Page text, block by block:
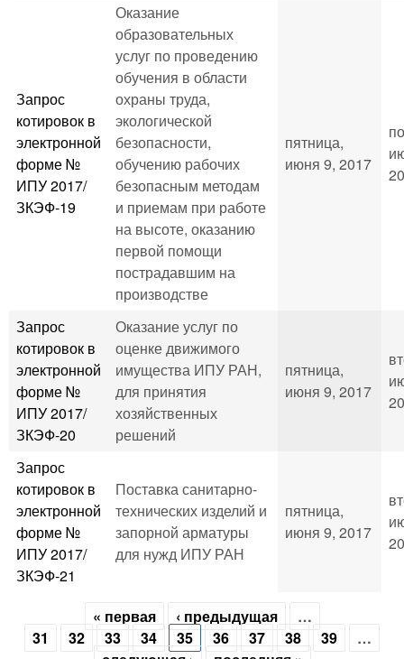
Запрос
котировок в
электронной
форме №
ИПУ 2017/
ЗКЭФ-19
Оказание
образовательных
услуг по проведению
обучения в области
охраны труда,
экологической
безопасности,
обучению рабочих
безопасным методам
и приемам при работе
на высоте, оказанию
первой помощи
пострадавшим на
производстве
пятница,
июня 9, 2017
Запрос
котировок в
электронной
форме №
ИПУ 2017/
ЗКЭФ-20
Оказание услуг по
оценке движимого
имущества ИПУ РАН,
для принятия
хозяйственных
решений
пятница,
июня 9, 2017
Запрос
котировок в
электронной
форме №
ИПУ 2017/
ЗКЭФ-21
Поставка санитарно-
технических изделий и
запорной арматуры
для нужд ИПУ РАН
пятница,
июня 9, 2017
Страницы
« первая ‹ предыдущая
…
31
32 33 34 35 36 37 38 39
…